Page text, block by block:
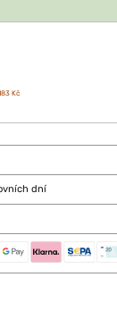
Kč
dní